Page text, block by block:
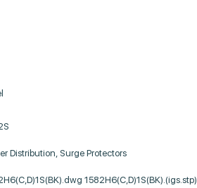
Distribution, Surge Protectors
1582H6(C,D)1S(BK).(igs.stp)